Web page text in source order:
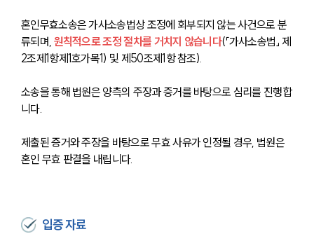
혼인무효소송은 가사소송법상 조정에 회부되지 않는 사건으로 분
류되며, 원칙적으로 조정 절차를 거치지 않습니다(「가사소송법」 제
2조제1항제1호가목1) 및 제50조제1항 참조).
소송을 통해 법원은 양측의 주장과 증거를 바탕으로 심리를 진행합
니다.
제출된 증거와 주장을 바탕으로 무효 사유가 인정될 경우, 법원은
혼인 무효 판결을 내립니다.
입증 자료